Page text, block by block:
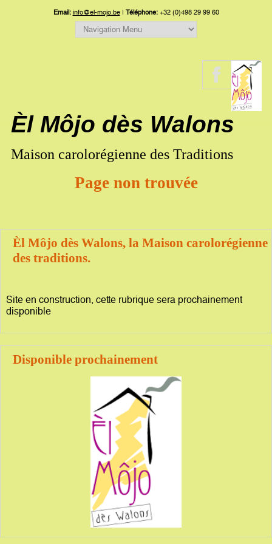
Email: info@el-mojo.be| Téléphone:+32 (0)498 29 99 60
Èl Môjo dès Walons
Maison carolorégienne des Traditions
Page non trouvée
Èl Môjo dès Walons, la Maison carolorégienne
des traditions.
Site en construction, cette rubrique sera prochainement
disponible
Disponible prochainement